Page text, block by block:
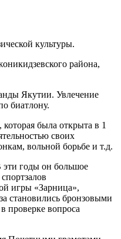
культуры.
района,
Якутии. Увлечение
биатлону.
была открыта в 1
своих
вольной борьбе и т.д.
эти годы он большое
игры «Зарница»,
становились бронзовыми
проверке вопроса